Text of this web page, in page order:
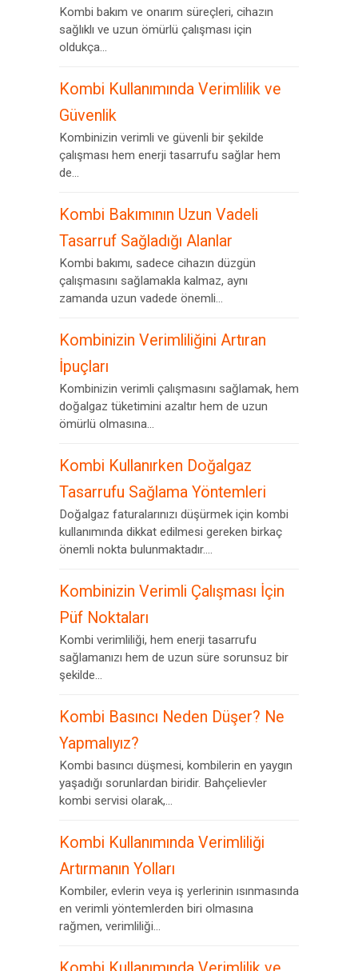
Kombi bakım ve onarım süreçleri, cihazın
sağlıklı ve uzun ömürlü çalışması için
oldukça...
Kombi Kullanımında Verimlilik ve
Güvenlik
Kombinizin verimli ve güvenli bir şekilde
çalışması hem enerji tasarrufu sağlar hem
de...
Kombi Bakımının Uzun Vadeli
Tasarruf Sağladığı Alanlar
Kombi bakımı, sadece cihazın düzgün
çalışmasını sağlamakla kalmaz, aynı
zamanda uzun vadede önemli...
Kombinizin Verimliliğini Artıran
İpuçları
Kombinizin verimli çalışmasını sağlamak, hem
doğalgaz tüketimini azaltır hem de uzun
ömürlü olmasına...
Kombi Kullanırken Doğalgaz
Tasarrufu Sağlama Yöntemleri
Doğalgaz faturalarınızı düşürmek için kombi
kullanımında dikkat edilmesi gereken birkaç
önemli nokta bulunmaktadır....
Kombinizin Verimli Çalışması İçin
Püf Noktaları
Kombi verimliliği, hem enerji tasarrufu
sağlamanızı hem de uzun süre sorunsuz bir
şekilde...
Kombi Basıncı Neden Düşer? Ne
Yapmalıyız?
Kombi basıncı düşmesi, kombilerin en yaygın
yaşadığı sorunlardan biridir. Bahçelievler
kombi servisi olarak,...
Kombi Kullanımında Verimliliği
Artırmanın Yolları
Kombiler, evlerin veya iş yerlerinin ısınmasında
en verimli yöntemlerden biri olmasına
rağmen, verimliliği...